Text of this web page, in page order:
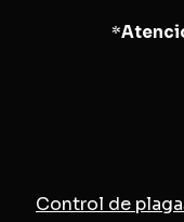
*
Control de